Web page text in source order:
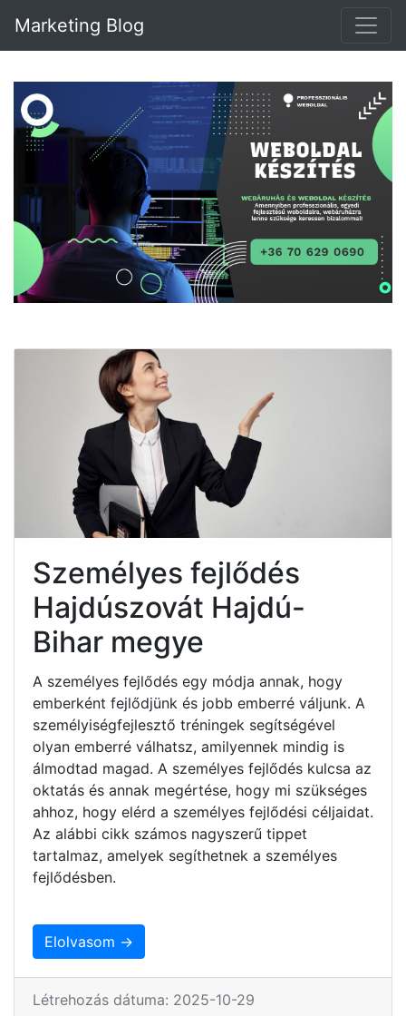
Marketing Blog
Személyes fejlődés
Hajdúszovát Hajdú-
Bihar megye
A személyes fejlődés egy módja annak, hogy
emberként fejlődjünk és jobb emberré váljunk. A
személyiségfejlesztő tréningek segítségével
olyan emberré válhatsz, amilyennek mindig is
álmodtad magad. A személyes fejlődés kulcsa az
oktatás és annak megértése, hogy mi szükséges
ahhoz, hogy elérd a személyes fejlődési céljaidat.
Az alábbi cikk számos nagyszerű tippet
tartalmaz, amelyek segíthetnek a személyes
fejlődésben.
Elolvasom →
Létrehozás dátuma: 2025-10-29